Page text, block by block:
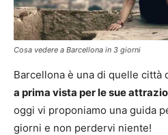
Cosa vedere a Barcellona in 3 giorni
Barcellona è una di quelle città
a prima vista per le sue
oggi vi proponiamo una guida
giorni e non perdervi niente!